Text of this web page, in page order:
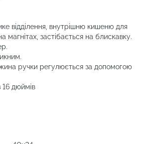
відділення, внутрішню кишеню для
магнітах, застібається на блискавку.
ручки регулюється за допомогою
16 дюймів